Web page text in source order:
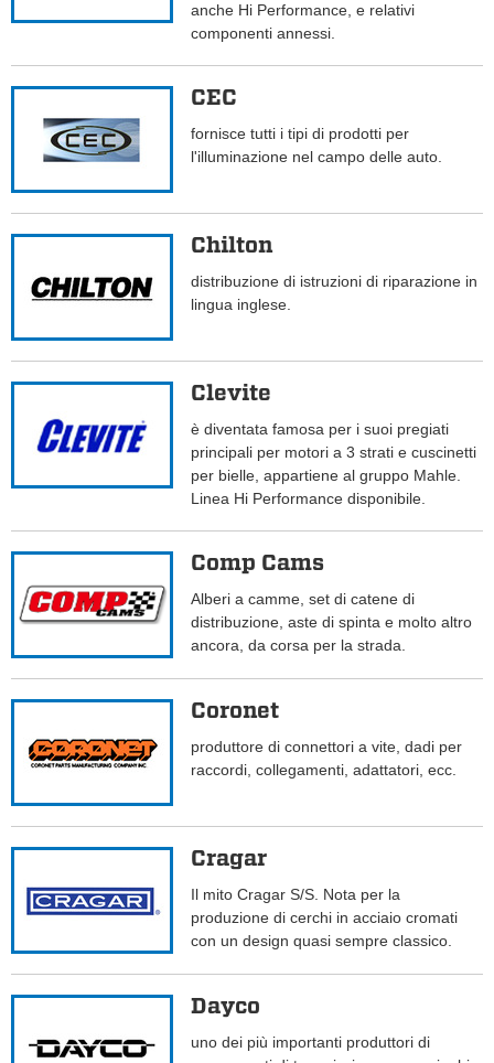
anche Hi Performance, e relativi
componenti annessi.
CEC
fornisce tutti i tipi di prodotti per
l'illuminazione nel campo delle auto.
Chilton
distribuzione di istruzioni di riparazione in
lingua inglese.
Clevite
è diventata famosa per i suoi pregiati
principali per motori a 3 strati e cuscinetti
per bielle, appartiene al gruppo Mahle.
Linea Hi Performance disponibile.
Comp Cams
Alberi a camme, set di catene di
distribuzione, aste di spinta e molto altro
ancora, da corsa per la strada.
Coronet
produttore di connettori a vite, dadi per
raccordi, collegamenti, adattatori, ecc.
Cragar
Il mito Cragar S/S. Nota per la
produzione di cerchi in acciaio cromati
con un design quasi sempre classico.
Dayco
uno dei più importanti produttori di